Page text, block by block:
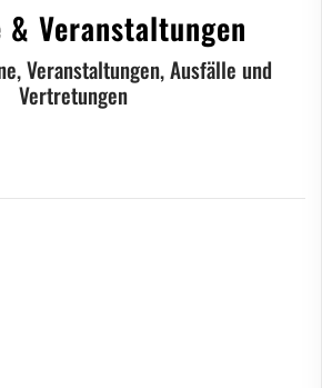
& Veranstaltungen
Veranstaltungen, Ausfälle und
Vertretungen